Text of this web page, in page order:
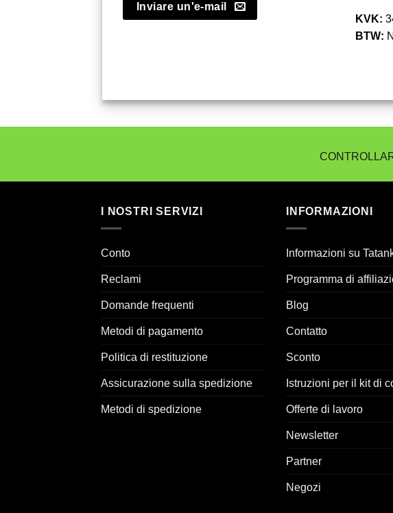
Inviare un'e-mail
KVK:
BTW:
I NOSTRI SERVIZI
Conto
Reclami
Domande frequenti
Metodi di pagamento
Politica di restituzione
Assicurazione sulla spedizione
Metodi di spedizione
INFORMAZIONI
Informazioni su
Programma di
Blog
Contatto
Sconto
Istruzioni per il kit di
Offerte di lavoro
Newsletter
Partner
Negozi